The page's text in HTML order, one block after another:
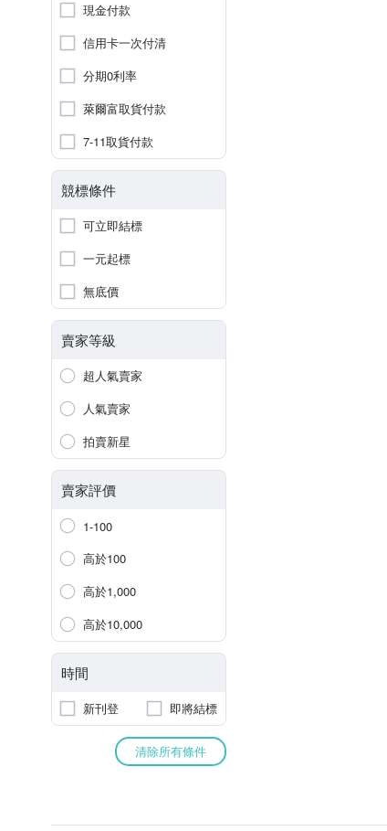
現金付款
信用卡一次付清
分期0利率
萊爾富取貨付款
7-11取貨付款
競標條件
可立即結標
一元起標
無底價
賣家等級
超人氣賣家
人氣賣家
拍賣新星
賣家評價
1-100
高於100
高於1,000
高於10,000
時間
新刊登 即將結標
清除所有條件